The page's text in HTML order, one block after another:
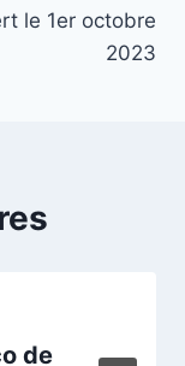
le 1er octobre
2023
de